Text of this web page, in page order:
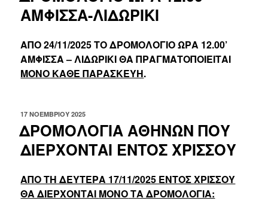
ΑΜΦΙΣΣΑ-ΛΙΔΩΡΙΚΙ
ΑΠΟ 24/11/2025 ΤΟ ΔΡΟΜΟΛΟΓΙΟ ΩΡΑ 12.00’
ΑΜΦΙΣΣΑ – ΛΙΔΩΡΙΚΙ ΘΑ ΠΡΑΓΜΑΤΟΠΟΙΕΙΤΑΙ
ΜΟΝΟ ΚΑΘΕ ΠΑΡΑΣΚΕΥΗ.
ΔΗΜΟΣΙΕΎΤΗΚΕ
ΣΤΙΣ
17 ΝΟΕΜΒΡΊΟΥ 2025
ΔΡΟΜΟΛΟΓΙΑ ΑΘΗΝΩΝ ΠΟΥ
ΔΙΕΡΧΟΝΤΑΙ ΕΝΤΟΣ ΧΡΙΣΣΟΥ
ΑΠΟ ΤΗ ΔΕΥΤΕΡΑ 17/11/2025 ΕΝΤΟΣ ΧΡΙΣΣΟΥ
ΘΑ ΔΙΕΡΧΟΝΤΑΙ MONOΤΑ ΔΡΟΜΟΛΟΓΙΑ: